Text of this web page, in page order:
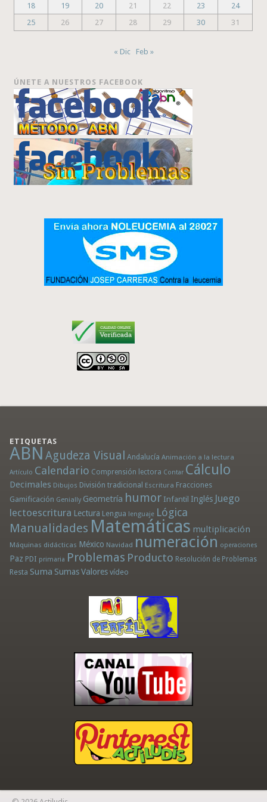
18
19 20 21 22 23
24
25
26 27 28 29 30 31
« Dic Feb »
ÚNETE A NUESTROS FACEBOOK
ETIQUETAS
ABN Agudeza Visual Andalucía Animación a la lectura
Artículo Calendario Comprensión lectora Contar Cálculo
Decimales Dibujos División tradicional Escritura Fracciones
Gamificación Genially Geometría humor Infantil Inglés Juego
lectoescritura Lectura Lengua lenguaje Lógica
Manualidades Matemáticas multiplicación
Máquinas didácticas México Navidad numeración operaciones
Paz PDI primaria Problemas Producto Resolución de Problemas
Resta Suma Sumas Valores vídeo